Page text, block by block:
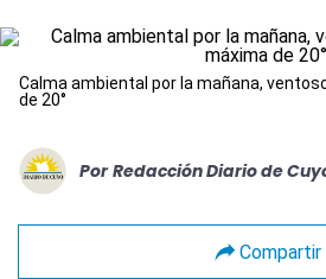
Calma ambiental por la mañana,
de 20°
Por Redacción Diario de
Compartir